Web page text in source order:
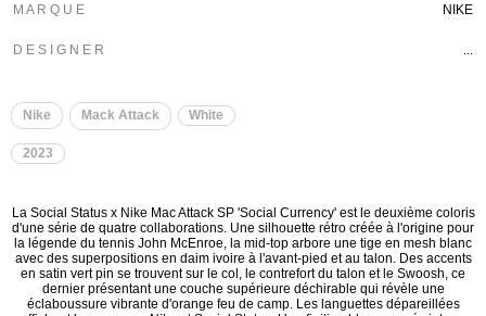
M A R Q U E NIKE
D E S I G N E R
Nike Mack Attack White
2023
La Social Status x Nike Mac Attack SP 'Social Currency' est le deuxième coloris
d'une série de quatre collaborations. Une silhouette rétro créée à l'origine pour
la légende du tennis John McEnroe, la mid-top arbore une tige en mesh blanc
avec des superpositions en daim ivoire à l'avant-pied et au talon. Des accents
en satin vert pin se trouvent sur le col, le contrefort du talon et le Swoosh, ce
dernier présentant une couche supérieure déchirable qui révèle une
éclaboussure vibrante d'orange feu de camp. Les languettes dépareillées